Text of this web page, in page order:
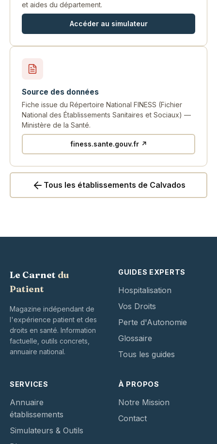
et aides du département.
Accéder au simulateur
Source des données
Fiche issue du Répertoire National FINESS (Fichier
National des Établissements Sanitaires et Sociaux) —
Ministère de la Santé.
finess.sante.gouv.fr ↗
Tous les établissements de Calvados
Le Carnet du
Patient
Magazine indépendant de
l'expérience patient et des
droits en santé. Information
factuelle, outils concrets,
annuaire national.
GUIDES EXPERTS
Hospitalisation
Vos Droits
Perte d'Autonomie
Glossaire
Tous les guides
SERVICES
Annuaire
établissements
Simulateurs & Outils
À PROPOS
Notre Mission
Contact